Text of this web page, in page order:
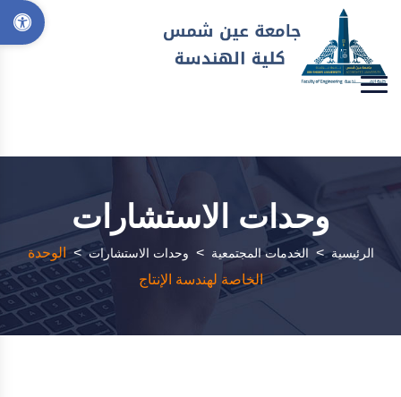
وحدات الاستشارات
الرئيسية > الخدمات المجتمعية > وحدات الاستشارات > الوحدة
الخاصة لهندسة الإنتاج